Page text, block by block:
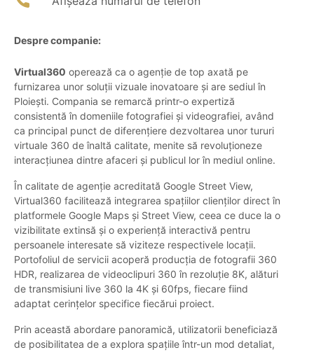
Despre companie:
Virtual360 operează ca o agenție de top axată pe
furnizarea unor soluții vizuale inovatoare și are sediul în
Ploiești. Compania se remarcă printr-o expertiză
consistentă în domeniile fotografiei și videografiei, având
ca principal punct de diferențiere dezvoltarea unor tururi
virtuale 360 de înaltă calitate, menite să revoluționeze
interacțiunea dintre afaceri și publicul lor în mediul online.
În calitate de agenție acreditată Google Street View,
Virtual360 facilitează integrarea spațiilor clienților direct în
platformele Google Maps și Street View, ceea ce duce la o
vizibilitate extinsă și o experiență interactivă pentru
persoanele interesate să viziteze respectivele locații.
Portofoliul de servicii acoperă producția de fotografii 360
HDR, realizarea de videoclipuri 360 în rezoluție 8K, alături
de transmisiuni live 360 la 4K și 60fps, fiecare fiind
adaptat cerințelor specifice fiecărui proiect.
Prin această abordare panoramică, utilizatorii beneficiază
de posibilitatea de a explora spațiile într-un mod detaliat,